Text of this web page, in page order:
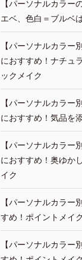
【パーソナルカラー
エベ、色白＝ブルベ
【パーソナルカラー
におすすめ！ナチュ
ックメイク
【パーソナルカラー
におすすめ！気品を
【パーソナルカラー
におすすめ！奥ゆか
イク
【パーソナルカラー
すめ！ポイントメイ
【パーソナルカラー